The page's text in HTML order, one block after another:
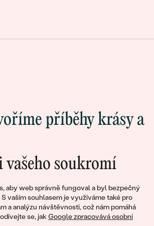
vašeho soukromí
aby web správně fungoval a byl bezpečný
vaším souhlasem je využíváme také pro
a analýzu návštěvnosti, což nám pomáhá
se, jak Google zpracovává osobní
příběhy krásy a